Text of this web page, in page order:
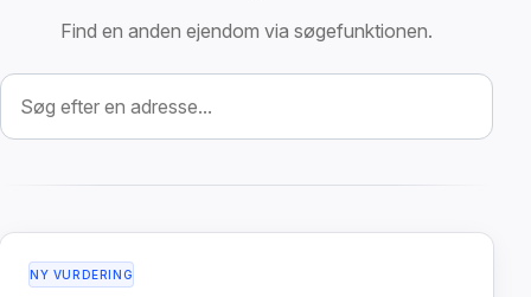
Find en anden ejendom via søgefunktionen.
Søg efter ejendom
NY VURDERING